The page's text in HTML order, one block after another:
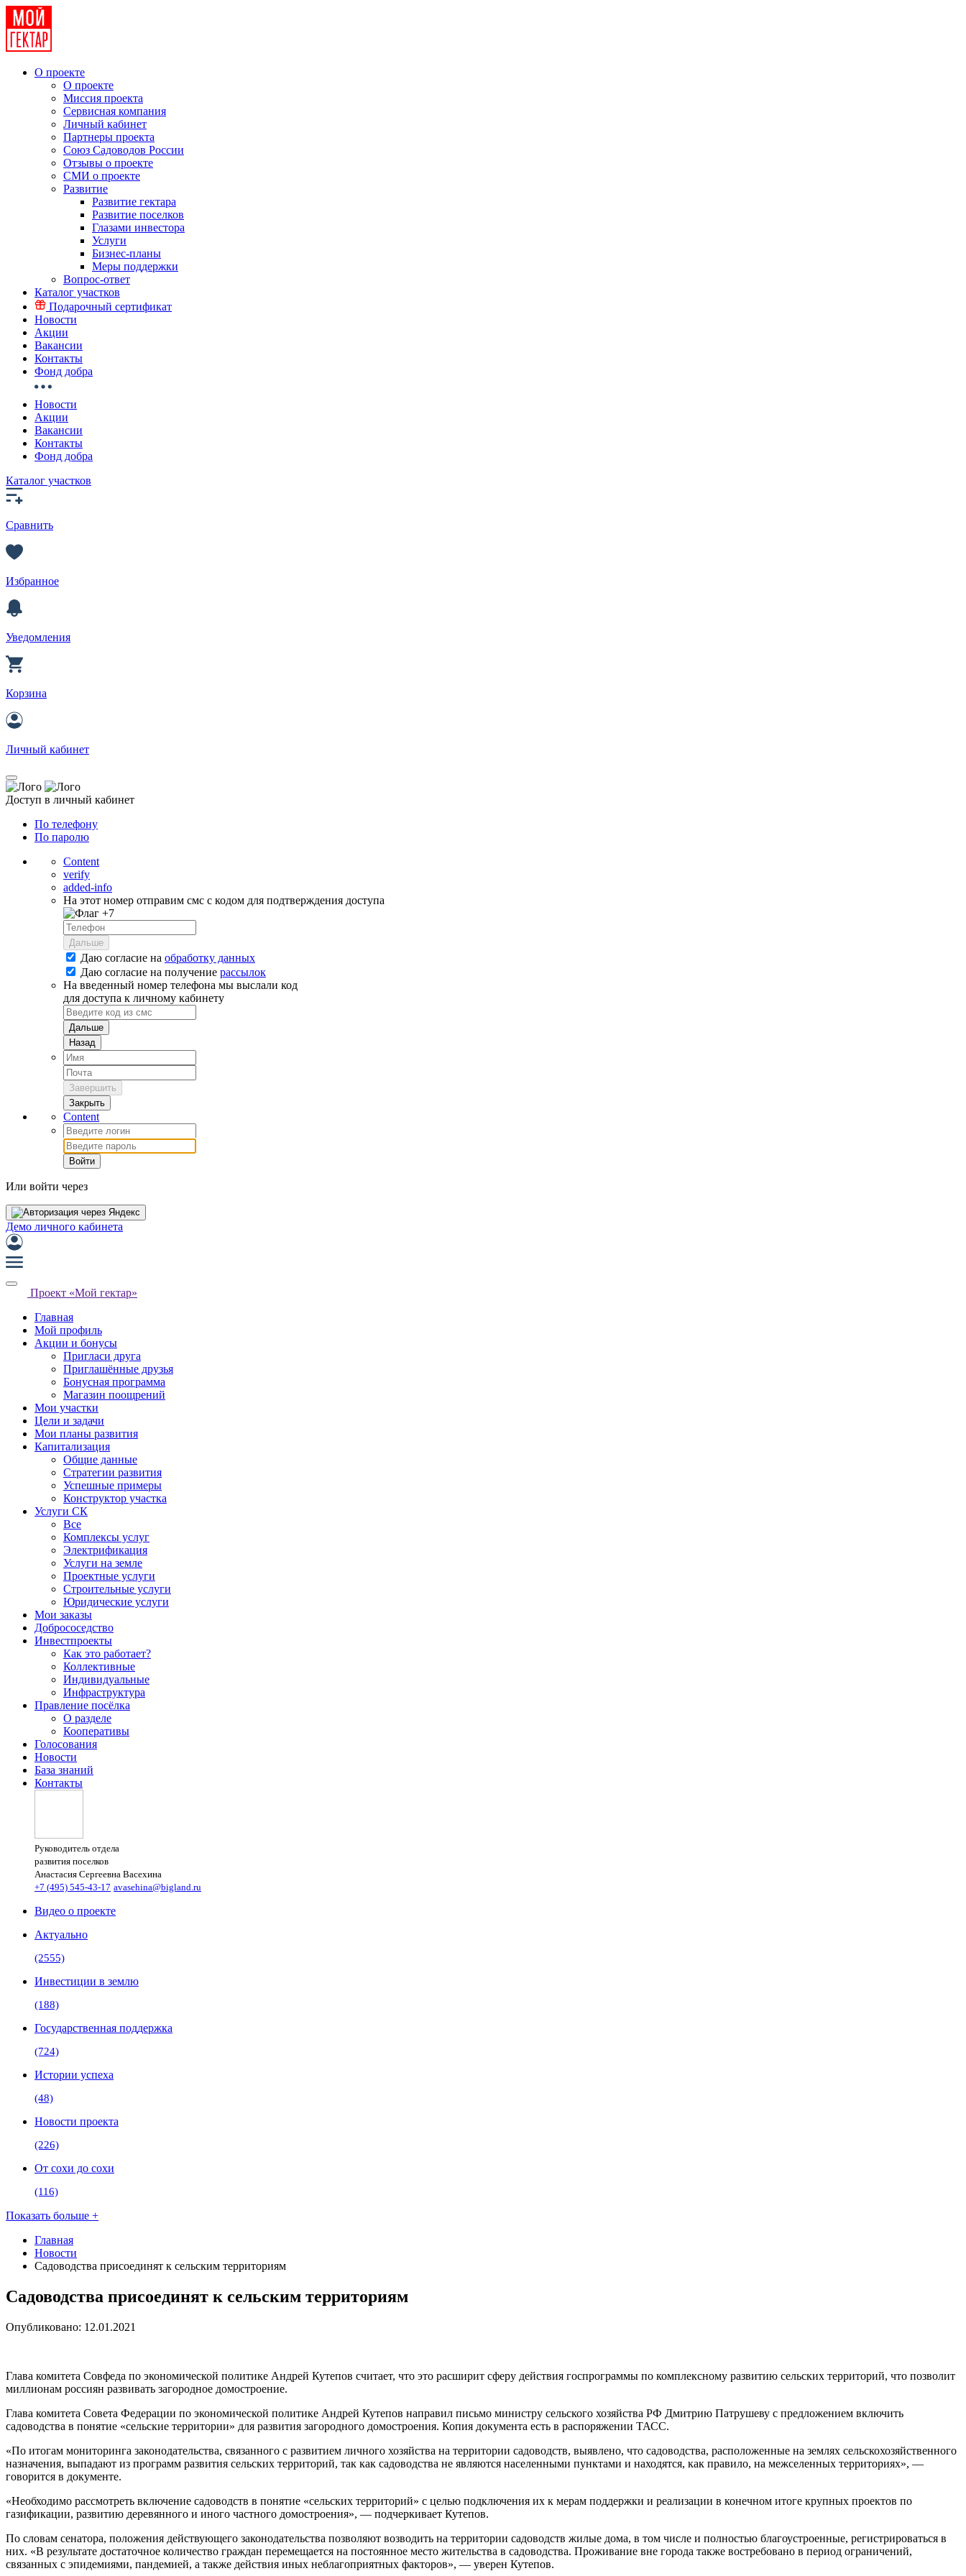
О проекте
О проекте
Миссия проекта
Сервисная компания
Личный кабинет
Партнеры проекта
Союз Садоводов России
Отзывы о проекте
СМИ о проекте
Развитие
Развитие гектара
Развитие поселков
Глазами инвестора
Услуги
Бизнес-планы
Меры поддержки
Вопрос-ответ
Каталог участков
Подарочный сертификат
Новости
Акции
Вакансии
Контакты
Фонд добра
Новости
Акции
Вакансии
Контакты
Фонд добра
Каталог участков
Сравнить
Избранное
Уведомления
Корзина
Личный кабинет
Доступ в личный кабинет
По телефону
По паролю
Content
verify
added-info
На этот номер отправим смс с кодом для подтверждения доступа
+7
Дальше
Даю согласие на обработку данных
Даю согласие на получение рассылок
На введенный номер телефона мы выслали код
для доступа к личному кабинету
Дальше
Назад
Завершить
Закрыть
Content
Войти
Или войти через
Демо личного кабинета
Проект «Мой гектар»
Главная
Мой профиль
Акции и бонусы
Пригласи друга
Приглашённые друзья
Бонусная программа
Магазин поощрений
Мои участки
Цели и задачи
Мои планы развития
Капитализация
Общие данные
Стратегии развития
Успешные примеры
Конструктор участка
Услуги СК
Все
Комплексы услуг
Электрификация
Услуги на земле
Проектные услуги
Строительные услуги
Юридические услуги
Мои заказы
Добрососедство
Инвестпроекты
Как это работает?
Коллективные
Индивидуальные
Инфраструктура
Правление посёлка
О разделе
Кооперативы
Голосования
Новости
База знаний
Контакты
Руководитель отдела
развития поселков
Анастасия Сергеевна Васехина
+7 (495) 545-43-17 avasehina@bigland.ru
Видео о проекте
Актуально
(2555)
Инвестиции в землю
(188)
Государственная поддержка
(724)
Истории успеха
(48)
Новости проекта
(226)
От сохи до сохи
(116)
Показать больше +
Главная
Новости
Садоводства присоединят к сельским территориям
Садоводства присоединят к сельским территориям
Опубликовано: 12.01.2021
Глава комитета Совфеда по экономической политике Андрей Кутепов считает, что это расширит сферу действия госпрограммы по комплексному развитию сельских территорий, что позволит
миллионам россиян развивать загородное домостроение.
Глава комитета Совета Федерации по экономической политике Андрей Кутепов направил письмо министру сельского хозяйства РФ Дмитрию Патрушеву с предложением включить
садоводства в понятие «сельские территории» для развития загородного домостроения. Копия документа есть в распоряжении ТАСС.
«По итогам мониторинга законодательства, связанного с развитием личного хозяйства на территории садоводств, выявлено, что садоводства, расположенные на землях сельскохозяйственного
назначения, выпадают из программ развития сельских территорий, так как садоводства не являются населенными пунктами и находятся, как правило, на межселенных территориях», —
говорится в документе.
«Необходимо рассмотреть включение садоводств в понятие «сельских территорий» с целью подключения их к мерам поддержки и реализации в конечном итоге крупных проектов по
газификации, развитию деревянного и иного частного домостроения», — подчеркивает Кутепов.
По словам сенатора, положения действующего законодательства позволяют возводить на территории садоводств жилые дома, в том числе и полностью благоустроенные, регистрироваться в
них. «В результате достаточное количество граждан перемещается на постоянное место жительства в садоводства. Проживание вне города также востребовано в период ограничений,
связанных с эпидемиями, пандемией, а также действия иных неблагоприятных факторов», — уверен Кутепов.